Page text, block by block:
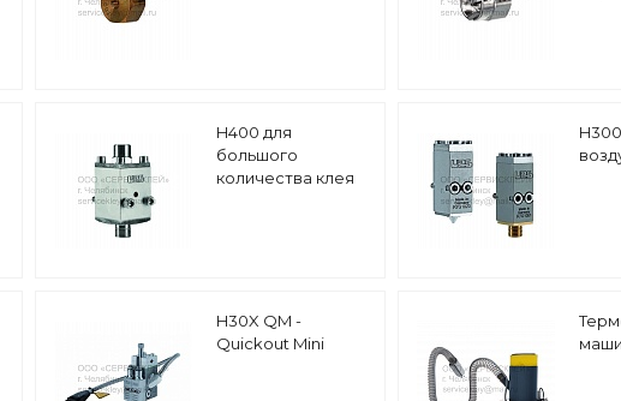
H400 для
большого
количества клея
H30X QM -
Quickout Mini